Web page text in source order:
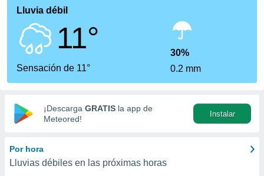
ha
para
que se
calidad.
a este
las
y
digital
basada
Lluvia débil
11°
Sensación de 11°
30%
0.2 mm
¡Descarga GRATIS la app de
Meteored!
Instalar
Por hora
Lluvias débiles en las próximas horas